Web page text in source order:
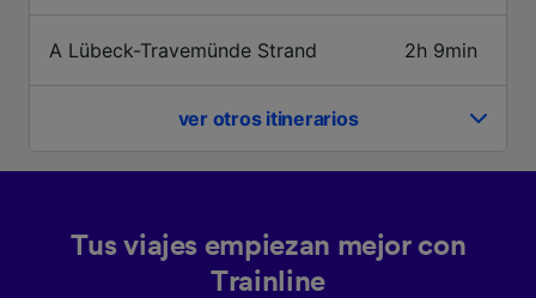
A Lübeck-Travemünde Strand 2h 9min
ver otros itinerarios
Tus viajes empiezan mejor con
Trainline
precisa. Analizar activamente las
características del dispositivo para su
identificación. Almacenar la información en un
dispositivo y/o acceder a ella. Publicidad y
contenido personalizados, medición de